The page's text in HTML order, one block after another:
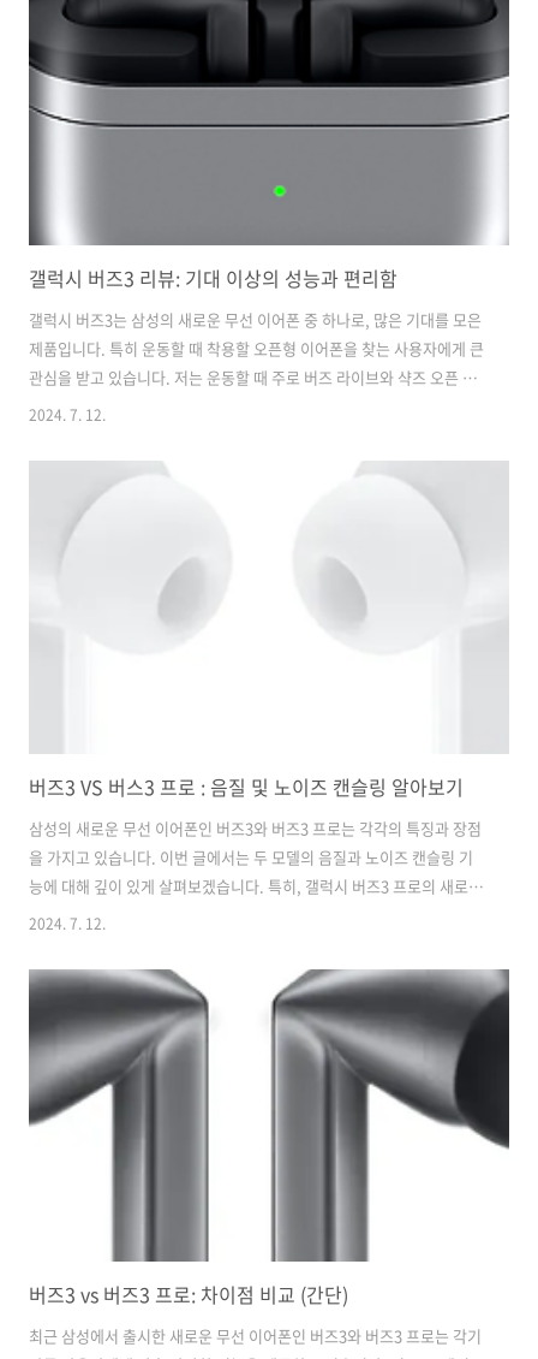
크와 함께 삼성 로고가 보입니다.케이스 하단에는 타입 C 단자와 페어링
버튼이 있어 페어링 과정이 매우 직관적이고 편리합니다. 특히 페어링 버
튼을 통해 이어버드를 쉽게 연결할 수 있어 사용자의 편의성을 높였습니
다. 케이스는..
갤럭시 버즈3 리뷰: 기대 이상의 성능과 편리함
갤럭시 버즈3는 삼성의 새로운 무선 이어폰 중 하나로, 많은 기대를 모은
제품입니다. 특히 운동할 때 착용할 오픈형 이어폰을 찾는 사용자에게 큰
관심을 받고 있습니다. 저는 운동할 때 주로 버즈 라이브와 샥즈 오픈 핏
을 사용해왔는데, 이번에 새로 나온 버즈3는 어떤 점에서 차별화되는지
교하여 많은 변화가 있었습니다. 먼저, 케이스 상단 뚜껑이 투명한 디자
인으로 바뀌었으며, 사선으로 열리도록 설계되어 세련된 느낌을 줍니다.
투명한 뚜껑 아래로 이어버드가 보이며, 뚜껑을 열면 내부에 각종 인증
마크와 함께 삼성 로고가 눈에 띕니다. 케이스 하단에는 타입 C 단자와
페어링 버튼이 있어 페어링 과정이 더 직관적이고 편리해졌습니다. 페어
2024. 7. 12.
버즈3 VS 버스3 프로 : 음질 및 노이즈 캔슬링 알아보기
삼성의 새로운 무선 이어폰인 버즈3와 버즈3 프로는 각각의 특징과 장점
을 가지고 있습니다. 이번 글에서는 두 모델의 음질과 노이즈 캔슬링 기
능에 대해 깊이 있게 살펴보겠습니다. 특히, 갤럭시 버즈3 프로의 새로운
디자인과 고급 기능을 중점으로 다루겠습니다. 버즈3와 버즈3 프로의 음
스를 잘 맞춘 사운드를 들려줍니다. 삼성의 최신 오디오 기술이 집약된
이 모델은, 사용자에게 탁월한 청취 경험을 선사합니다. 버즈3는 2-Way
스피커를 탑재하여, 저음과 고음을 분리하여 보다 선명한 소리를 제공합
니다. 버즈3의 저음은 풍부하고 깊게 들리며, 다양한 음악 장르에서 베이
스가 강조된 트랙을 들을 때 베이스 라인이 선명하게 전달됩니다. 중음역
대는 보..
2024. 7. 12.
버즈3 vs 버즈3 프로: 차이점 비교 (간단)
최근 삼성에서 출시한 새로운 무선 이어폰인 버즈3와 버즈3 프로는 각기